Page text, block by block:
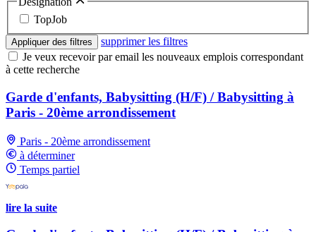
TopJob
Appliquer des filtres
supprimer les filtres
Je veux recevoir par email les nouveaux emplois correspondant
à cette recherche
Garde d'enfants, Babysitting (H/F) / Babysitting à
Paris - 20ème arrondissement
Paris - 20ème arrondissement
à déterminer
Temps partiel
lire la suite